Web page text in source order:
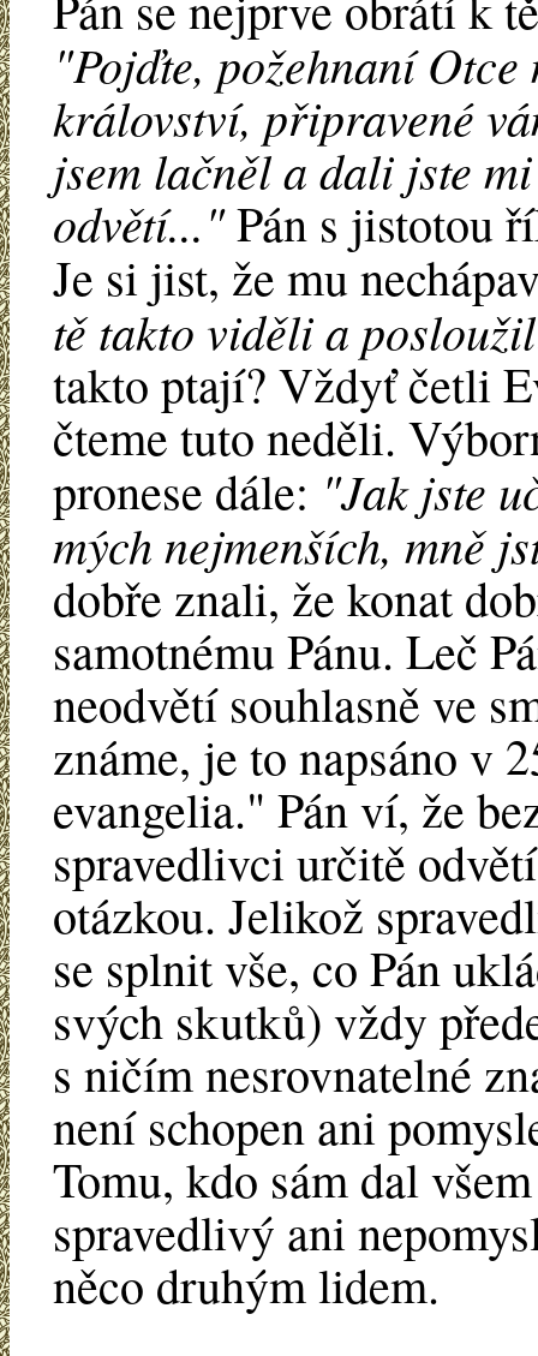
"Pojďte, požehnaní
království, připravené
jsem lačněl a dali jste
odvětí..."Pán s jistotou
Je si jist, že mu
tě takto viděli a
takto ptají? Vždyť četli
čteme tuto neděli.
pronese dále: "Jak jste
mých nejmenších, mně
dobře znali, že konat
samotnému Pánu. Leč
neodvětí souhlasně ve
známe, je to napsáno v
evangelia." Pán ví, že
spravedlivci určitě
otázkou. Jelikož
se splnit vše, co Pán
svých skutků) vždy
s ničím nesrovnatelné
není schopen ani
Tomu, kdo sám dal
spravedlivý ani
něco druhým lidem.